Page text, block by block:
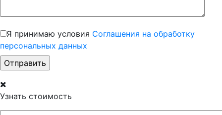
Я принимаю условия Соглашения на обработку
персональных данных
Узнать стоимость